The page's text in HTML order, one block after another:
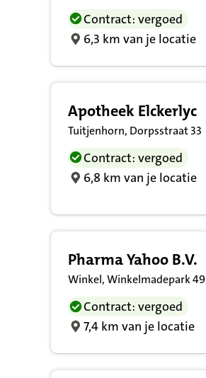
Contract: vergoed
6,3 km van je locatie
Apotheek Elckerlyc
Tuitjenhorn, Dorpsstraat 33
Contract: vergoed
6,8 km van je locatie
Pharma Yahoo B.V.
Winkel, Winkelmadepark 49
Contract: vergoed
7,4 km van je locatie